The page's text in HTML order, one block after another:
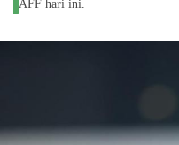
AFF hari ini.